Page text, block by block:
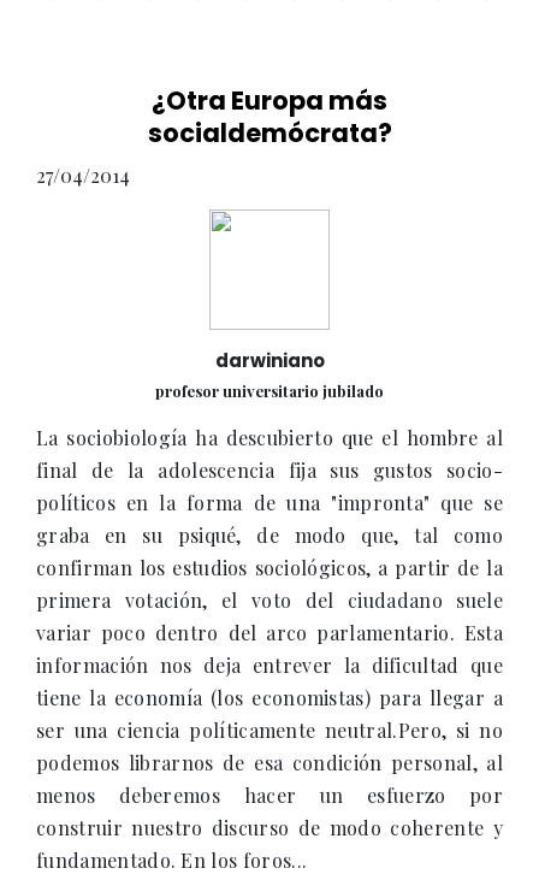
¿Otra Europa más
socialdemócrata?
27/04/2014
darwiniano
profesor universitario jubilado
La sociobiología ha descubierto que el hombre al
final de la adolescencia fija sus gustos socio-
políticos en la forma de una "impronta" que se
graba en su psiqué, de modo que, tal como
confirman los estudios sociológicos, a partir de la
primera votación, el voto del ciudadano suele
variar poco dentro del arco parlamentario. Esta
información nos deja entrever la dificultad que
tiene la economía (los economistas) para llegar a
ser una ciencia políticamente neutral.Pero, si no
podemos librarnos de esa condición personal, al
menos deberemos hacer un esfuerzo por
construir nuestro discurso de modo coherente y
fundamentado. En los foros...